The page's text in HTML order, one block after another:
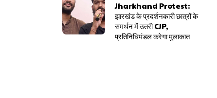
Jharkhand Protest:
झारखंड के प्रदर्शनकारी छात्रों के
समर्थन में उतरी CJP,
प्रतिनिधिमंडल करेगा मुलाकात